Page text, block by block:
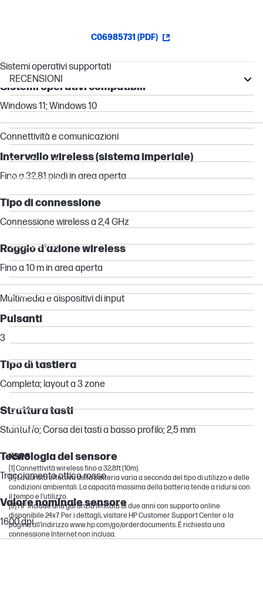
C06985731 (PDF)
Sistemi operativi supportati
Sistemi operativi compatibili
Windows 11; Windows 10
Connettività e comunicazioni
Intervallo wireless (sistema imperiale)
Fino a 32,81 piedi in area aperta
Tipo di connessione
Connessione wireless a 2,4 GHz
Raggio d'azione wireless
Fino a 10 m in area aperta
Multimedia e dispositivi di input
Pulsanti
3
Tipo di tastiera
Completa; layout a 3 zone
Struttura tasti
Stantuffo; Corsa dei tasti a basso profilo; 2,5 mm
Tecnologia del sensore
Tracciamento ottico rosso
Valore nominale sensore
1600 dpi
RECENSIONI
EliteBook
ProBook
OmniBook X
OmniBook 7
OmniBook 5
OmniBook 3
Essential
Other compatible products
Chromebook
Victus by HP
Pro
Elite
OMEN X by HP
OMEN by HP
OMEN
Pavilion
Spectre
OmniBook Ultra
ENVY
Envy
ZHAN
KSPS
[1] Connettività wireless fino a 32,8ft (10m).
[2] La durata effettiva della batteria varia a seconda del tipo di utilizzo e delle
condizioni ambientali. La capacità massima della batteria tende a ridursi con
il tempo e l'utilizzo.
[3] HP include una garanzia limitata di due anni con supporto online
disponibile 24x7. Per i dettagli, visitare HP Customer Support Center o la
pagina all'indirizzo www.hp.com/go/orderdocuments. È richiesta una
connessione Internet non inclusa.